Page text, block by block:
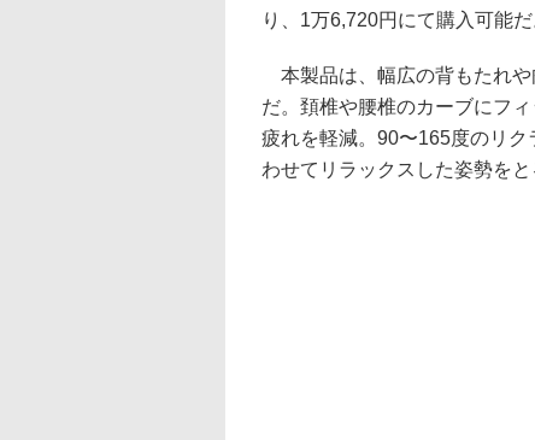
り、1万6,720円にて購入可能だ
本製品は、幅広の背もたれや
だ。頚椎や腰椎のカーブにフ
疲れを軽減。90〜165度のリ
わせてリラックスした姿勢をと